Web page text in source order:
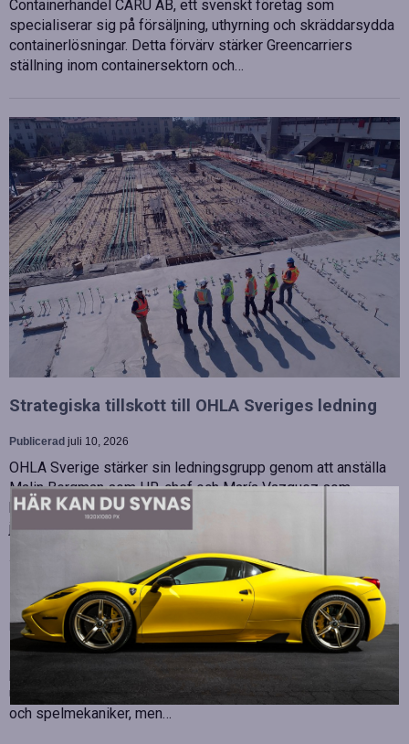
Containerhandel CARU AB, ett svenskt företag som
specialiserar sig på försäljning, uthyrning och skräddarsydda
containerlösningar. Detta förvärv stärker Greencarriers
ställning inom containersektorn och…
Strategiska tillskott till OHLA Sveriges ledning
Publicerad juli 10, 2026
OHLA Sverige stärker sin ledningsgrupp genom att anställa
Malin Bergman som HR-chef och María Vazquez som
biträdande ekonomichef. Båda började sina nya tjänster den 1
juni 2026 och kommer att…
Betydelsen av snabb internetanslutning för e-
sport
Publicerad juli 10, 2026
E-sport har utvecklats från att vara en hobby till en
professionell disciplin där varje millisekund kan avgöra
utgången av en tävling. Spelare lägger stor vikt vid hårdvara
och spelmekaniker, men…